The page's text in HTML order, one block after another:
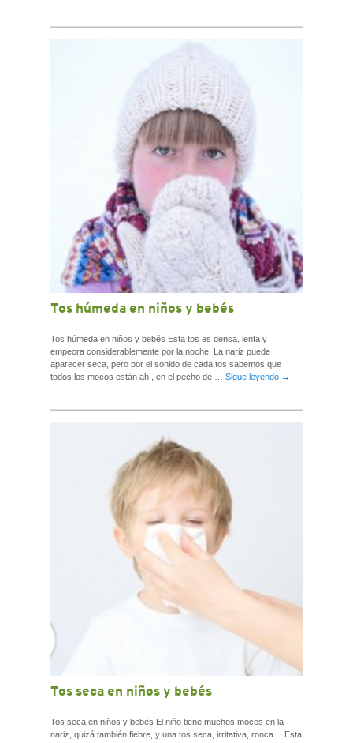
Tos húmeda en niños y bebés
Tos húmeda en niños y bebés Esta tos es densa, lenta y
empeora considerablemente por la noche. La nariz puede
aparecer seca, pero por el sonido de cada tos sabemos que
todos los mocos están ahí, en el pecho de … Sigue leyendo →
Tos seca en niños y bebés
Tos seca en niños y bebés El niño tiene muchos mocos en la
nariz, quizá también fiebre, y una tos seca, irritativa, ronca… Esta